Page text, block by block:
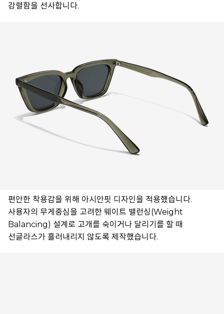
강렬함을 선사합니다.
편안한 착용감을 위해 아시안핏 디자인을 적용했습니다.
사용자의 무게중심을 고려한 웨이트 밸런싱(Weight
Balancing) 설계로 고개를 숙이거나 달리기를 할 때
선글라스가 흘러내리지 않도록 제작했습니다.